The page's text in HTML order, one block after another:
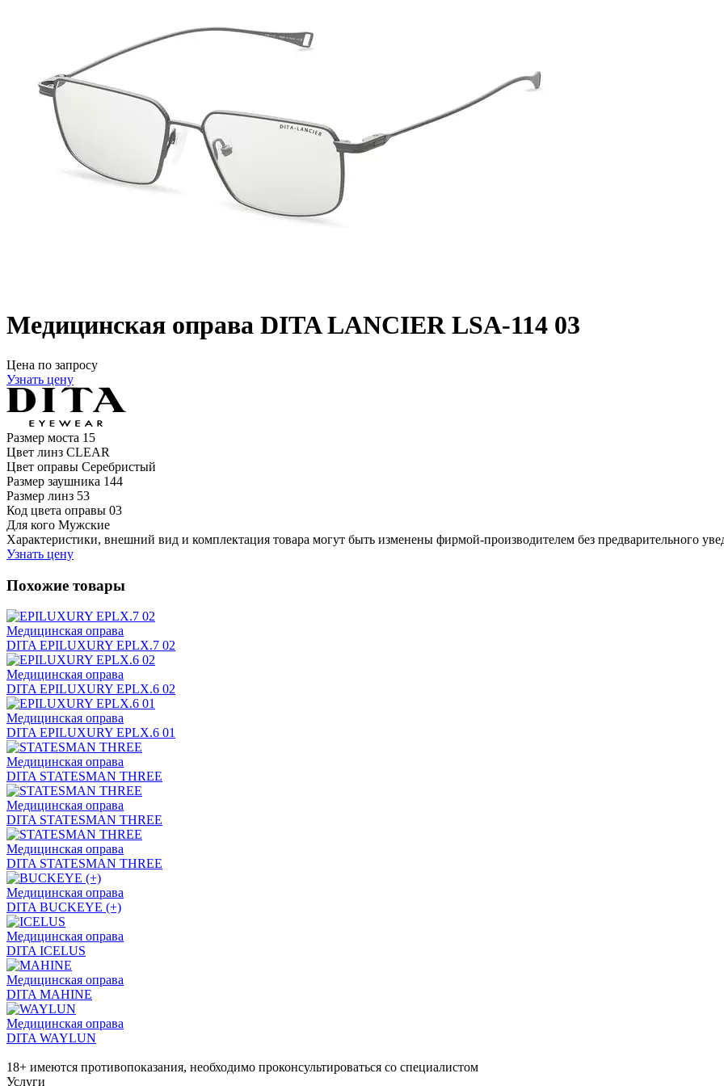
Медицинская оправа DITA LANCIER LSA-114 03
Цена по запросу
Узнать цену
Размер моста 15
Цвет линз CLEAR
Цвет оправы Серебристый
Размер заушника 144
Размер линз 53
Код цвета оправы 03
Для кого Мужские
Характеристики, внешний вид и комплектация товара могут быть изменены фирмой-производителем без предварительного
Узнать цену
Похожие товары
Медицинская оправа
DITA EPILUXURY EPLX.7 02
Медицинская оправа
DITA EPILUXURY EPLX.6 02
Медицинская оправа
DITA EPILUXURY EPLX.6 01
Медицинская оправа
DITA STATESMAN THREE
Медицинская оправа
DITA STATESMAN THREE
Медицинская оправа
DITA STATESMAN THREE
Медицинская оправа
DITA BUCKEYE (+)
Медицинская оправа
DITA ICELUS
Медицинская оправа
DITA MAHINE
Медицинская оправа
DITA WAYLUN
18+ имеются противопоказания, необходимо проконсультироваться со специалистом
Услуги